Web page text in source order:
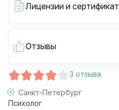
Лицензии и
Отзывы
3 отзыва
Санкт-Петербург
Психолог